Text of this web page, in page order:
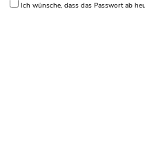
Ich wünsche, dass das Passwort ab